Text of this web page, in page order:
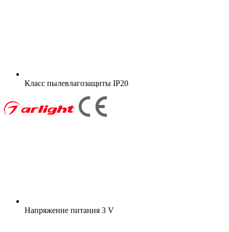
Класс пылевлагозащиты IP20
Напряжение питания 3 V